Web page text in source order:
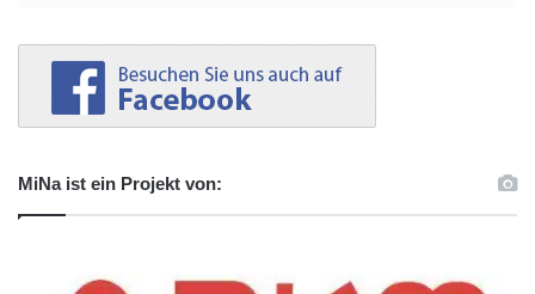
MiNa ist ein Projekt von: